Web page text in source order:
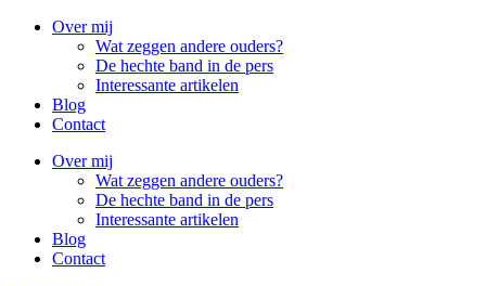
Over mij
Wat zeggen andere ouders?
De hechte band in de pers
Interessante artikelen
Blog
Contact
Over mij
Wat zeggen andere ouders?
De hechte band in de pers
Interessante artikelen
Blog
Contact